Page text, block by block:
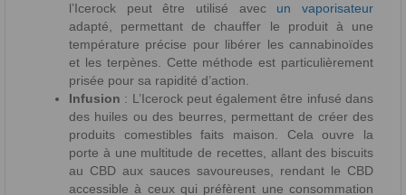
l’Icerock peut être utilisé avec un vaporisateur
adapté, permettant de chauffer le produit à une
température précise pour libérer les cannabinoïdes
et les terpènes. Cette méthode est particulièrement
prisée pour sa rapidité d’action.
Infusion : L’Icerock peut également être infusé dans
des huiles ou des beurres, permettant de créer des
produits comestibles faits maison. Cela ouvre la
porte à une multitude de recettes, allant des biscuits
au CBD aux sauces savoureuses, rendant le CBD
accessible à ceux qui préfèrent une consommation